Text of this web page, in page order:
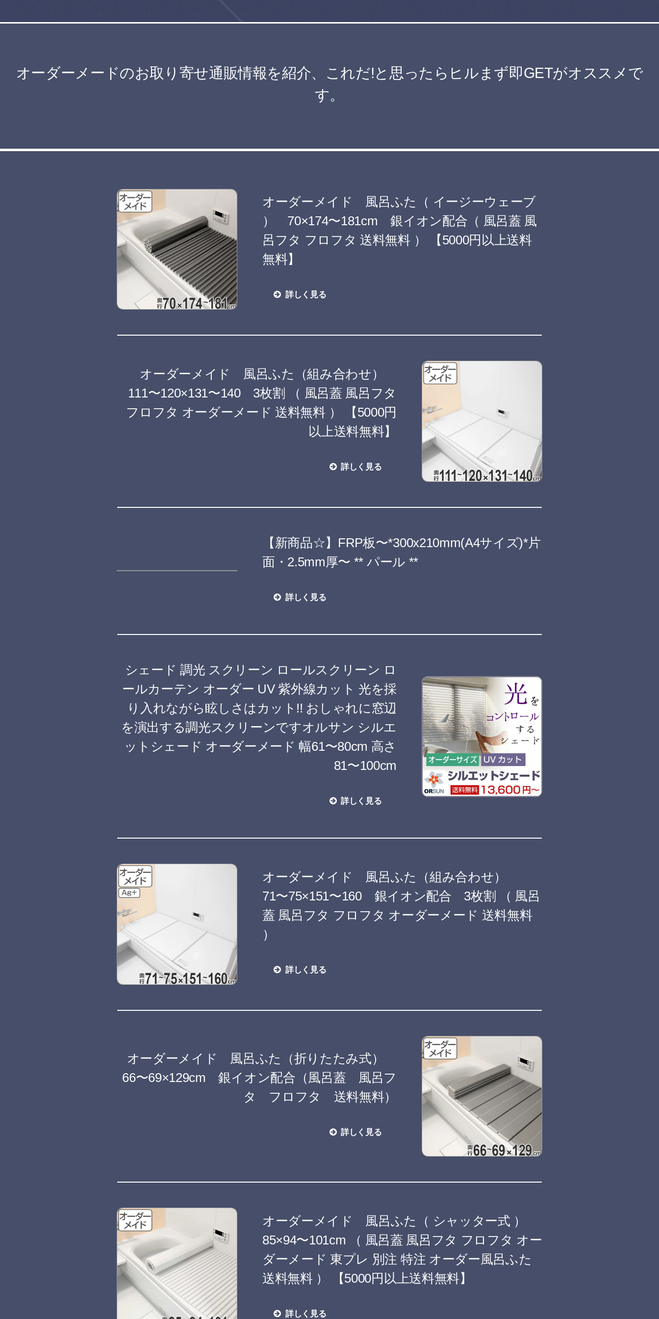
オーダーメードのお取り寄せ通販情報を紹介、これだ!と思ったらヒルまず即GETがオススメで
す。
オーダーメイド 風呂ふた（ イージーウェーブ
） 70×174〜181cm 銀イオン配合（ 風呂蓋 風
呂フタ フロフタ 送料無料 ） 【5000円以上送料
無料】
詳しく見る
オーダーメイド 風呂ふた（組み合わせ）
111〜120×131〜140 3枚割 （ 風呂蓋 風呂フタ
フロフタ オーダーメード 送料無料 ） 【5000円
以上送料無料】
詳しく見る
【新商品☆】FRP板〜*300x210mm(A4サイズ)*片
面・2.5mm厚〜 ** パール **
詳しく見る
シェード 調光 スクリーン ロールスクリーン ロ
ールカーテン オーダー UV 紫外線カット 光を採
り入れながら眩しさはカット!! おしゃれに窓辺
を演出する調光スクリーンですオルサン シルエ
ットシェード オーダーメード 幅61〜80cm 高さ
81〜100cm
詳しく見る
オーダーメイド 風呂ふた（組み合わせ）
71〜75×151〜160 銀イオン配合 3枚割 （ 風呂
蓋 風呂フタ フロフタ オーダーメード 送料無料
）
詳しく見る
オーダーメイド 風呂ふた（折りたたみ式）
66〜69×129cm 銀イオン配合（風呂蓋 風呂フ
タ フロフタ 送料無料）
詳しく見る
オーダーメイド 風呂ふた（ シャッター式 ）
85×94〜101cm （ 風呂蓋 風呂フタ フロフタ オー
ダーメード 東プレ 別注 特注 オーダー風呂ふた
送料無料 ） 【5000円以上送料無料】
詳しく見る